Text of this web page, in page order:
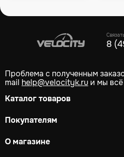
8
Проблема с полученным
mail help@velocityk.ru и мы
Каталог товаров
Покупателям
О магазине